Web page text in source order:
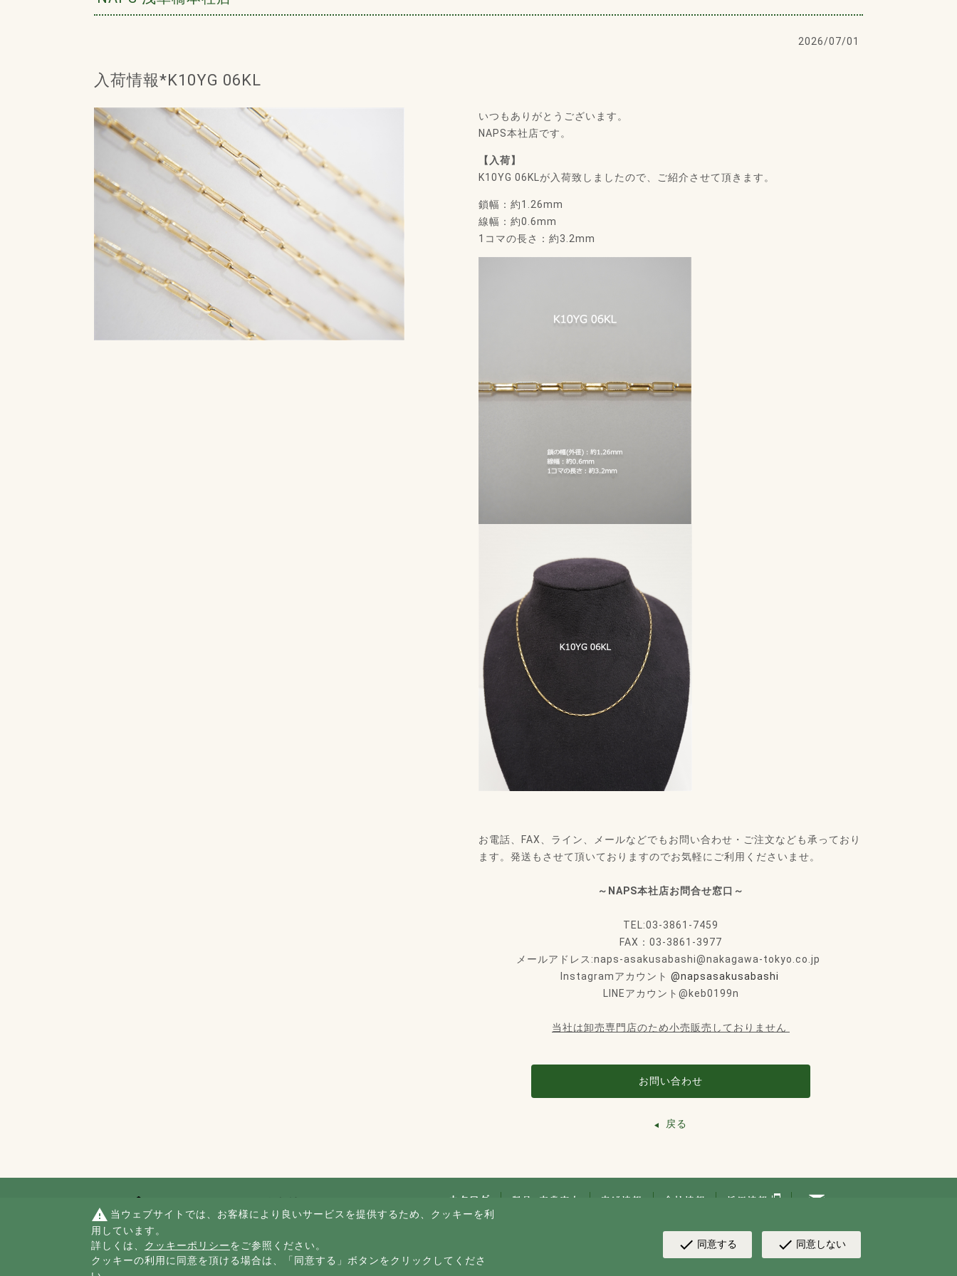
2026/07/01
入荷情報*K10YG 06KL
いつもありがとうございます。
NAPS本社店です。
【入荷】
K10YG 06KLが入荷致しましたので、ご紹介させて頂きます。
鎖幅：約1.26mm
線幅：約0.6mm
1コマの長さ：約3.2mm
お電話、FAX、ライン、メールなどでもお問い合わせ・ご注文なども承っており
ます。発送もさせて頂いておりますのでお気軽にご利用くださいませ。
～NAPS本社店お問合せ窓口～
TEL:03-3861-7459
FAX：03-3861-3977
メールアドレス:naps-asakusabashi@nakagawa-tokyo.co.jp
Instagramアカウント @napsasakusabashi
LINEアカウント@keb0199n
当社は卸売専門店のため小売販売しておりません
お問い合わせ
戻る
サイトポリシー
プライバシーポリシー
個人情報の取扱い
サイトマップ
スマートフォン
サイト
© Copyright by NAKAGAWA CORPORATION. All rights reserved.
warning 当ウェブサイトでは、お客様により良いサービスを提供するため、クッキーを利
用しています。
詳しくは、 クッキーポリシーをご参照ください。
クッキーの利用に同意を頂ける場合は、「同意する」ボタンをクリックしてくださ
check 同意する check 同意しない